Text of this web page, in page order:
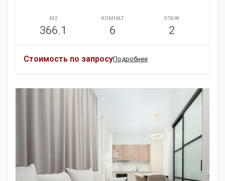
М2
366.1
КОМНАТ
6
ЭТАЖ
2
Стоимость по запросуПодробнее